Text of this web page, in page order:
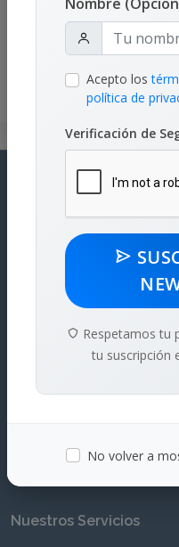
Económico del
de Asunción y ha
académicas sobre la
LATCAM
Asunción - Paraguay
Trading Park, Aviadores del
Avenida Ygatimi 1270,
Nuestros Servicios
Acepto los
política de
Verificación de
Respetamos tu
tu suscripción
No volver a